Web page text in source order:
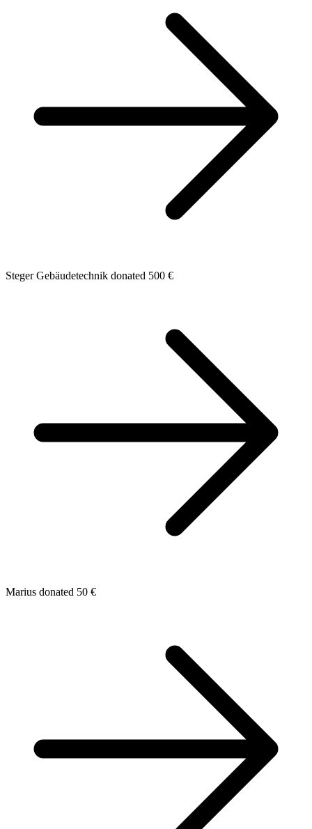
Steger Gebäudetechnik donated 500 €
Marius donated 50 €